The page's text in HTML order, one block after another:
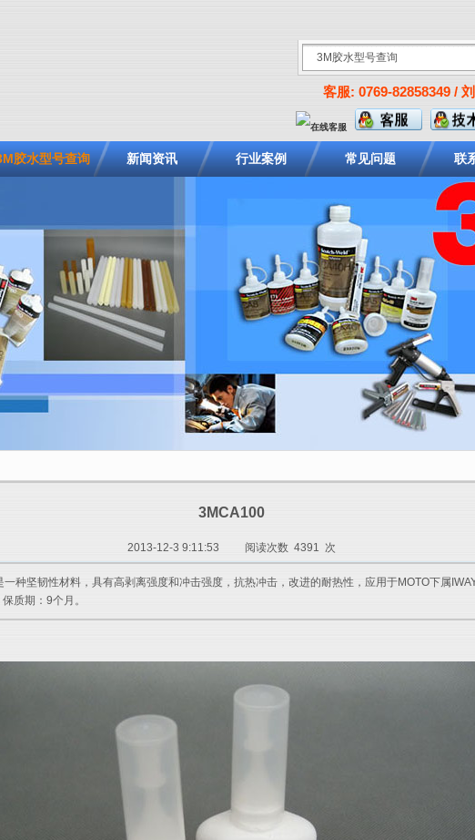
客服: 0769-82858349 /
胶水型号查询 新闻资讯 行业案例 常见问题 联
3MCA100
2013-12-3 9:11:53 阅读次数 4391 次
种坚韧性材料，具有高剥离强度和冲击强度，抗热冲击，改进的耐热性，应用于MOTO下属
质期：9个月。